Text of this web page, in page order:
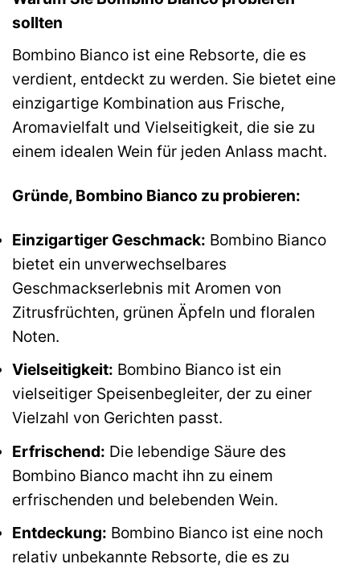
sollten
Bombino Bianco ist eine Rebsorte, die es
verdient, entdeckt zu werden. Sie bietet eine
einzigartige Kombination aus Frische,
Aromavielfalt und Vielseitigkeit, die sie zu
einem idealen Wein für jeden Anlass macht.
Gründe, Bombino Bianco zu probieren:
Einzigartiger Geschmack: Bombino Bianco
bietet ein unverwechselbares
Geschmackserlebnis mit Aromen von
Zitrusfrüchten, grünen Äpfeln und floralen
Noten.
Vielseitigkeit: Bombino Bianco ist ein
vielseitiger Speisenbegleiter, der zu einer
Vielzahl von Gerichten passt.
Erfrischend: Die lebendige Säure des
Bombino Bianco macht ihn zu einem
erfrischenden und belebenden Wein.
Entdeckung: Bombino Bianco ist eine noch
relativ unbekannte Rebsorte, die es zu